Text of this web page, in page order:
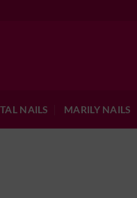
NAILS MARILY NAILS